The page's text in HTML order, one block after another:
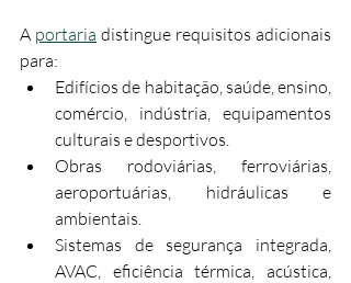
A portaria distingue requisitos adicionais
para:
Edifícios de habitação, saúde, ensino,
comércio, indústria, equipamentos
culturais e desportivos.
Obras rodoviárias, ferroviárias,
aeroportuárias, hidráulicas e
ambientais.
Sistemas de segurança integrada,
AVAC, eficiência térmica, acústica,